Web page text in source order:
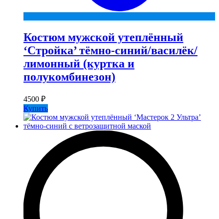
Костюм мужской утеплённый
‘Стройка’ тёмно-синий/василёк/
лимонный (куртка и
полукомбинезон)
4500 ₽
Купить